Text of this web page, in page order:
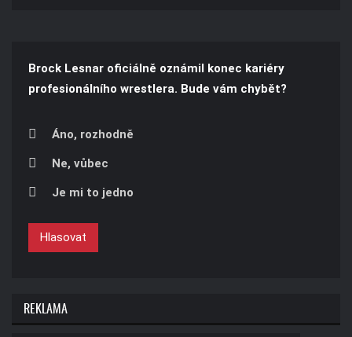
Brock Lesnar oficiálně oznámil konec kariéry
profesionálního wrestlera. Bude vám chybět?
Áno, rozhodně
Ne, vůbec
Je mi to jedno
Hlasovat
REKLAMA